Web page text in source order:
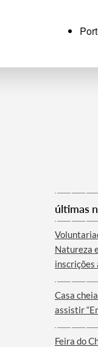
últimas
Natureza
inscrições
Casa
assistir
Feira do